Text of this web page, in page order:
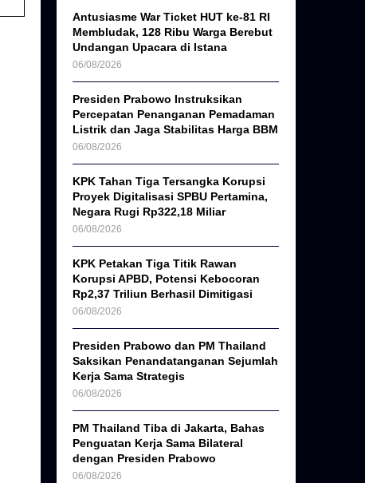
r
:
R
H
Antusiasme War Ticket HUT ke-81 RI
Membludak, 128 Ribu Warga Berebut
Undangan Upacara di Istana
06/08/2026
Presiden Prabowo Instruksikan
Percepatan Penanganan Pemadaman
Listrik dan Jaga Stabilitas Harga BBM
06/08/2026
KPK Tahan Tiga Tersangka Korupsi
Proyek Digitalisasi SPBU Pertamina,
Negara Rugi Rp322,18 Miliar
06/08/2026
KPK Petakan Tiga Titik Rawan
Korupsi APBD, Potensi Kebocoran
Rp2,37 Triliun Berhasil Dimitigasi
06/08/2026
Presiden Prabowo dan PM Thailand
Saksikan Penandatanganan Sejumlah
Kerja Sama Strategis
06/08/2026
PM Thailand Tiba di Jakarta, Bahas
Penguatan Kerja Sama Bilateral
dengan Presiden Prabowo
06/08/2026